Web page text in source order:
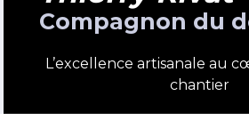
Compagnon du
L’excellence artisanale au
chantier